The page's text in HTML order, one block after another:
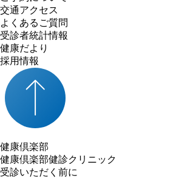
交通アクセス
よくあるご質問
受診者統計情報
健康だより
採用情報
健康倶楽部
健康倶楽部健診クリニック
受診いただく前に